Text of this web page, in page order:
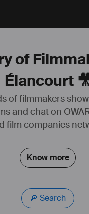
of
Élancourt
of filmmakers
and chat on
film companies
Know more
🔎 Search
par Amandine Raiteux de
au théâtre avec
journal de Paris.
Mathieu Turi. Rôle de la